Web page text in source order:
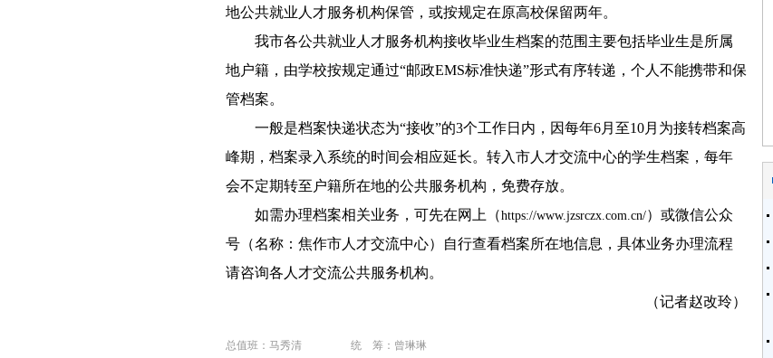
地公共就业人才服务机构保管，或按规定在原高校保留两年。
我市各公共就业人才服务机构接收毕业生档案的范围主要包括毕业生是所属
地户籍，由学校按规定通过“邮政EMS标准快递”形式有序转递，个人不能携带和保
管档案。
一般是档案快递状态为“接收”的3个工作日内，因每年6月至10月为接转档案高
峰期，档案录入系统的时间会相应延长。转入市人才交流中心的学生档案，每年
会不定期转至户籍所在地的公共服务机构，免费存放。
如需办理档案相关业务，可先在网上（https://www.jzsrczx.com.cn/）或微信公众
号（名称：焦作市人才交流中心）自行查看档案所在地信息，具体业务办理流程
请咨询各人才交流公共服务机构。
（记者赵改玲）
总值班：马秀清
统 筹：曾琳琳